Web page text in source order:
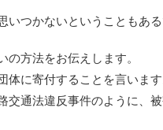
つかないということもある
の方法をお伝えします。
に寄付することを言います
交通法違反事件のように、